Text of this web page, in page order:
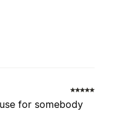
for somebody